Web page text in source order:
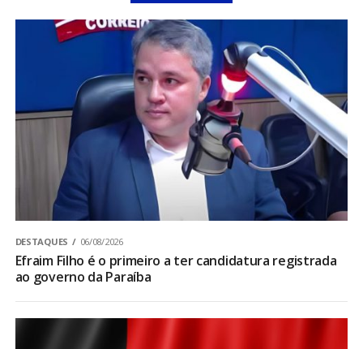
DESTAQUES 06/08/2026
Efraim Filho é o primeiro a ter candidatura registrada
ao governo da Paraíba